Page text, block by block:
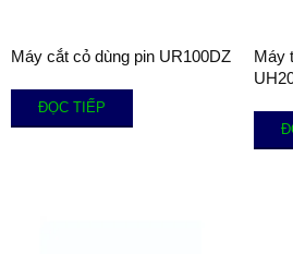
Máy cắt cỏ dùng pin UR100DZ
ĐỌC TIẾP
Máy